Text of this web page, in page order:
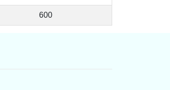
600